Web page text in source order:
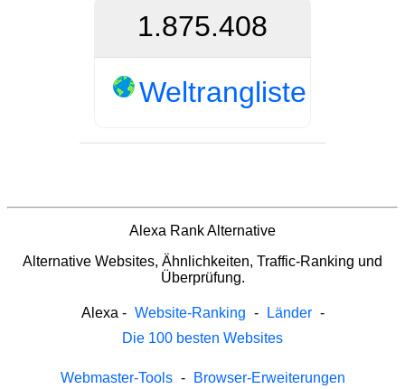
1.875.408
Weltrangliste
Alexa Rank Alternative
Alternative Websites, Ähnlichkeiten, Traffic-Ranking und
Überprüfung.
Alexa - Website-Ranking - Länder -
Die 100 besten Websites
Webmaster-Tools - Browser-Erweiterungen